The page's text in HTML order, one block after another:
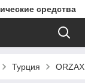
средства
Турция ORZAX